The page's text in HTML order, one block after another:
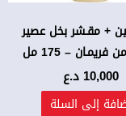
+ مقـشر بخل عصير
– 175 مل
10,000 د.ع
إلى السلة